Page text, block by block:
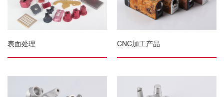
表面处理 CNC加工产品